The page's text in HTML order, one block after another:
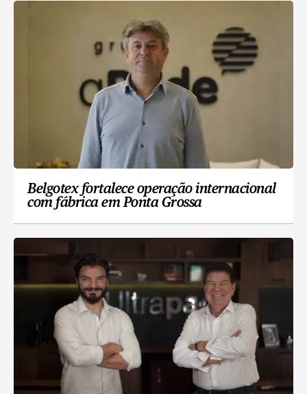
Belgotex fortalece operação internacional
com fábrica em Ponta Grossa